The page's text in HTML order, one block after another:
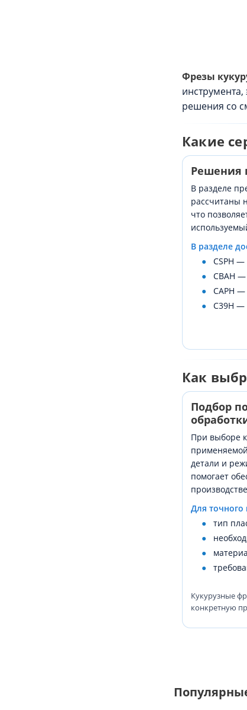
Фрезы
решения со
Какие
Решения
В разделе
рассчитаны
что
В разделе
CSPH —
CBAH
CAPH —
C39H —
Как
Подбор
При выборе
детали и
помогает
Для
тип
Кукурузные
конкретную